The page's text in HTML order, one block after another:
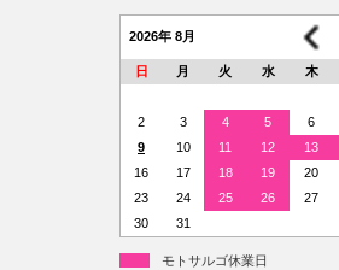
2026年 8月
日 月 火 水 木
2
3 4 5 6
9
10 11 12 13
16
17 18 19 20
23
24 25 26 27
30
31
モトサルゴ休業日